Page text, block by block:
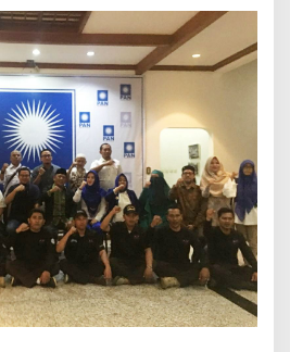
a
n
7
K
u
r
s
i
D
P
R
R
I
a
r
i